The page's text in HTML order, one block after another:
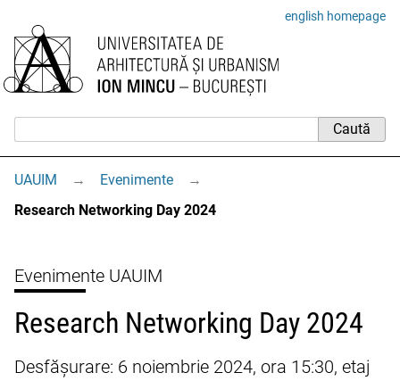
english homepage
UAUIM → Evenimente
→
Research Networking Day 2024
Evenimente UAUIM
Research Networking Day 2024
Desfășurare: 6 noiembrie 2024, ora 15:30, etaj